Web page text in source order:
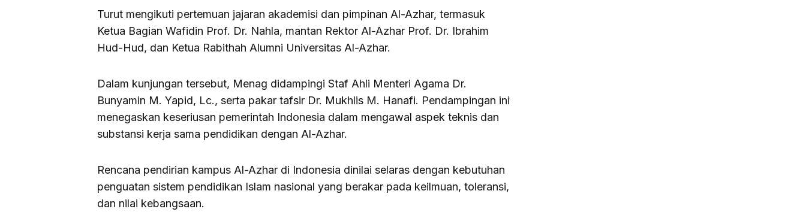
Turut mengikuti pertemuan jajaran akademisi dan pimpinan Al-Azhar, termasuk
Ketua Bagian Wafidin Prof. Dr. Nahla, mantan Rektor Al-Azhar Prof. Dr. Ibrahim
Hud-Hud, dan Ketua Rabithah Alumni Universitas Al-Azhar.
Dalam kunjungan tersebut, Menag didampingi Staf Ahli Menteri Agama Dr.
Bunyamin M. Yapid, Lc., serta pakar tafsir Dr. Mukhlis M. Hanafi. Pendampingan ini
menegaskan keseriusan pemerintah Indonesia dalam mengawal aspek teknis dan
substansi kerja sama pendidikan dengan Al-Azhar.
Rencana pendirian kampus Al-Azhar di Indonesia dinilai selaras dengan kebutuhan
penguatan sistem pendidikan Islam nasional yang berakar pada keilmuan, toleransi,
dan nilai kebangsaan.